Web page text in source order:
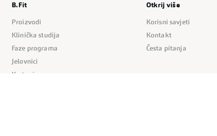
B.Fit
Proizvodi
Klinička studija
Faze programa
Jelovnici
Kretanje
Otkrij više
Korisni savjeti
Kontakt
Česta pitanja